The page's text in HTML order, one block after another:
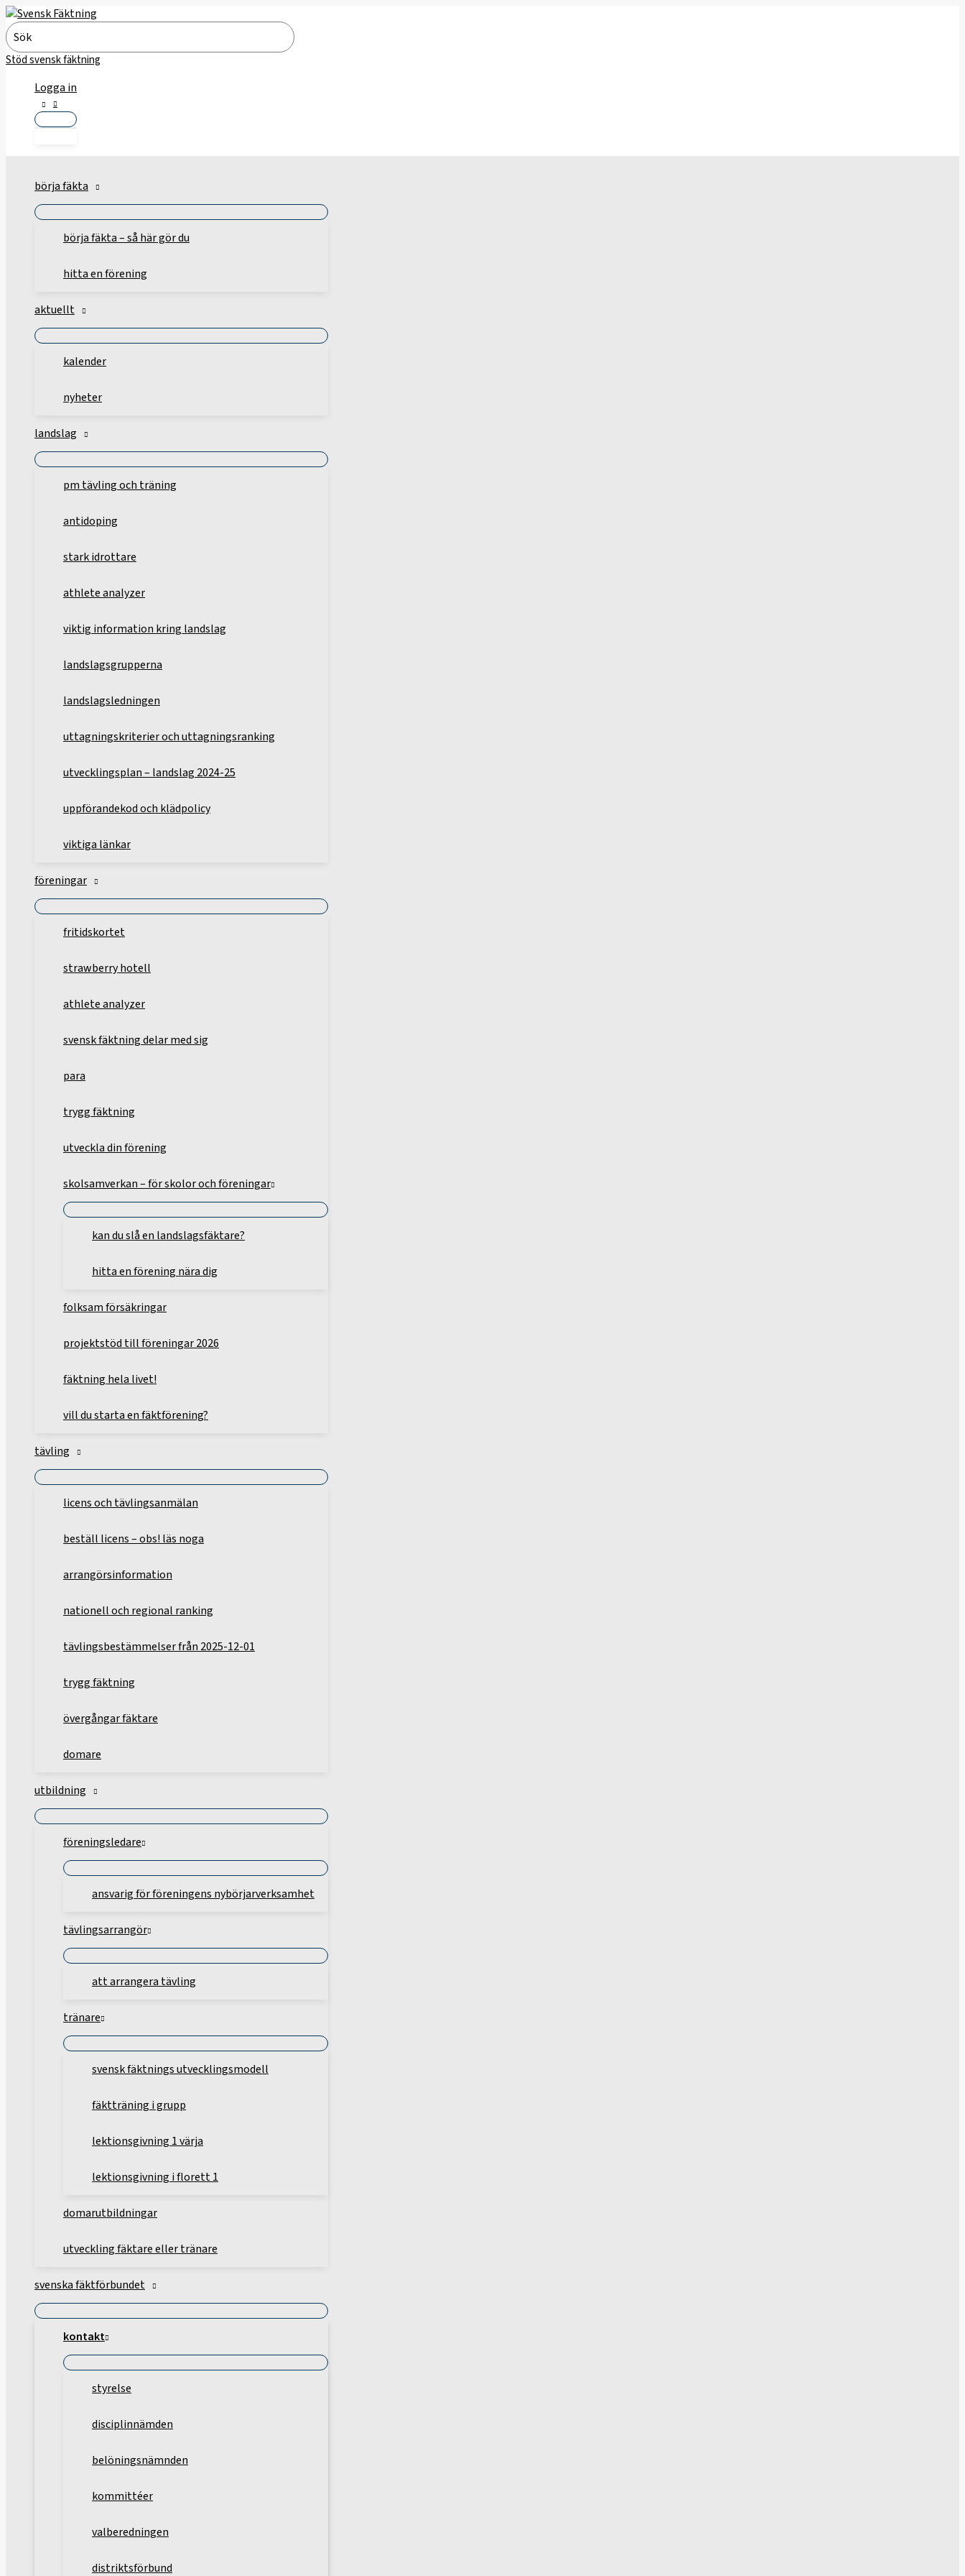
Hoppa
till
innehåll
Search
for:
Stöd svensk fäktning
Logga in
börja fäkta
börja fäkta – så här gör du
hitta en förening
aktuellt
kalender
nyheter
landslag
pm tävling och träning
antidoping
stark idrottare
athlete analyzer
viktig information kring landslag
landslagsgrupperna
landslagsledningen
uttagningskriterier och uttagningsranking
utvecklingsplan – landslag 2024-25
uppförandekod och klädpolicy
viktiga länkar
föreningar
fritidskortet
strawberry hotell
athlete analyzer
svensk fäktning delar med sig
para
trygg fäktning
utveckla din förening
skolsamverkan – för skolor och föreningar
kan du slå en landslagsfäktare?
hitta en förening nära dig
folksam försäkringar
projektstöd till föreningar 2026
fäktning hela livet!
vill du starta en fäktförening?
tävling
licens och tävlingsanmälan
beställ licens – obs! läs noga
arrangörsinformation
nationell och regional ranking
tävlingsbestämmelser från 2025-12-01
trygg fäktning
övergångar fäktare
domare
utbildning
föreningsledare
ansvarig för föreningens nybörjarverksamhet
tävlingsarrangör
att arrangera tävling
tränare
svensk fäktnings utvecklingsmodell
fäktträning i grupp
lektionsgivning 1 värja
lektionsgivning i florett 1
domarutbildningar
utveckling fäktare eller tränare
svenska fäktförbundet
kontakt
styrelse
disciplinnämden
belöningsnämnden
kommittéer
valberedningen
distriktsförbund